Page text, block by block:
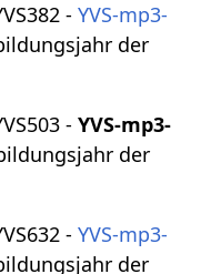
-YVS-mp3-
der
-YVS-mp3-
der
-YVS-mp3-
der